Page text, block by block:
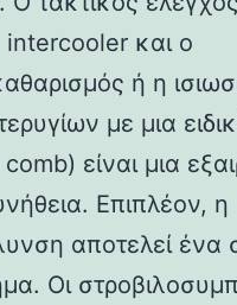
και ο
ή η
με μια
είναι μια
Επιπλέον, η
αποτελεί ένα
Οι